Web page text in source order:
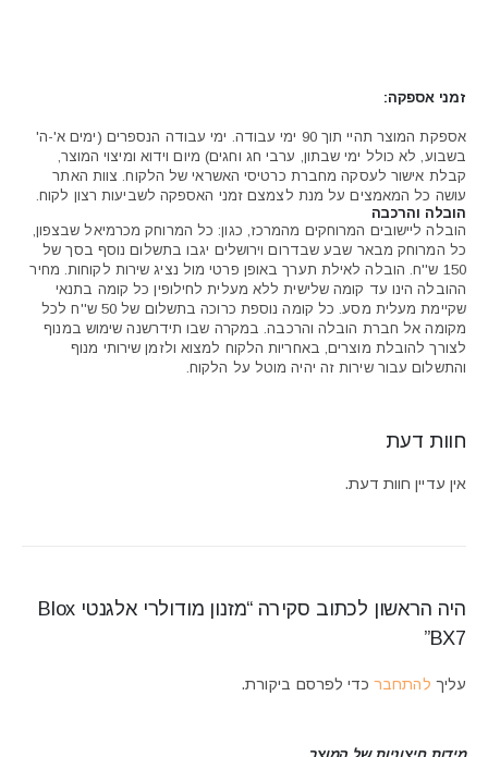
זמני אספקה:
אספקת המוצר תהיי תוך 90 ימי עבודה. ימי עבודה הנספרים (ימים א'-ה'
בשבוע, לא כולל ימי שבתון, ערבי חג וחגים) מיום וידוא ומיצוי המוצר,
קבלת אישור לעסקה מחברת כרטיסי האשראי של הלקוח. צוות האתר
עושה כל המאמצים על מנת לצמצם זמני האספקה לשביעות רצון לקוח.
הובלה והרכבה
הובלה ליישובים המרוחקים מהמרכז, כגון: כל המרוחק מכרמיאל שבצפון,
כל המרוחק מבאר שבע שבדרום וירושלים יגבו בתשלום נוסף בסך של
150 ש''ח. הובלה לאילת תערך באופן פרטי מול נציג שירות לקוחות. מחיר
ההובלה הינו עד קומה שלישית ללא מעלית לחילופין כל קומה בתנאי
שקיימת מעלית מסע. כל קומה נוספת כרוכה בתשלום של 50 ש''ח לכל
מקומה אל חברת הובלה והרכבה. במקרה שבו תידרשנה שימוש במנוף
לצורך להובלת מוצרים, באחריות הלקוח למצוא ולזמן שירותי מנוף
והתשלום עבור שירות זה יהיה מוטל על הלקוח.
חוות דעת
אין עדיין חוות דעת.
היה הראשון לכתוב סקירה “מזנון מודולרי אלגנטי Blox
BX7”
עליך להתחברכדי לפרסם ביקורת.